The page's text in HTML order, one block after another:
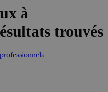
à
trouvés